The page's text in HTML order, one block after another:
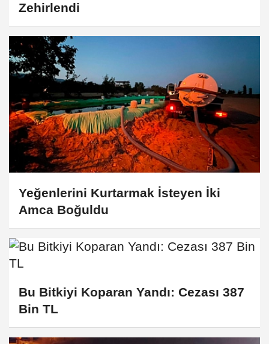
Zehirlendi
Yeğenlerini Kurtarmak İsteyen İki
Amca Boğuldu
Bu Bitkiyi Koparan Yandı: Cezası 387
Bin TL